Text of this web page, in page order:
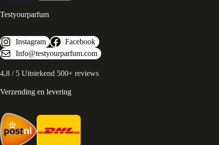
Testyourparfum
Instagram
Facebook
Info@testyourparfum.com
4,8 / 5 Uitstekend 500+ reviews
Verzending en levering